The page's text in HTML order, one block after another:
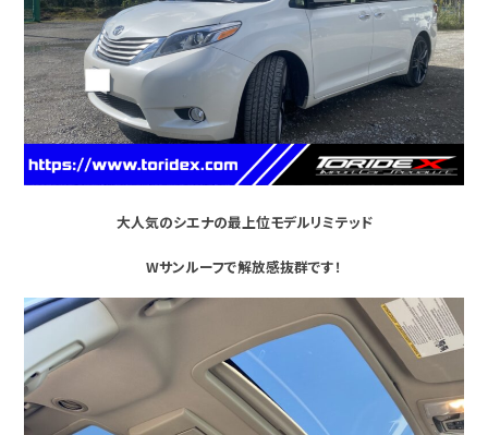
大人気のシエナの最上位モデルリミテッド
Wサンルーフで解放感抜群です！